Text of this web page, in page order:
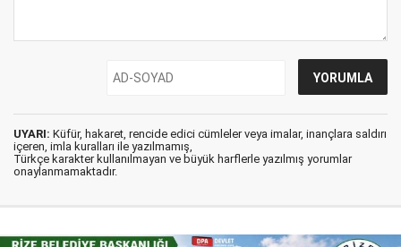
UYARI: Küfür, hakaret, rencide edici cümleler veya imalar, inançlara saldırı
içeren, imla kuralları ile yazılmamış,
Türkçe karakter kullanılmayan ve büyük harflerle yazılmış yorumlar
onaylanmamaktadır.